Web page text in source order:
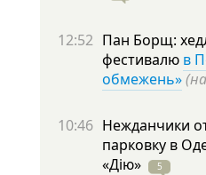
12:52 Пан Борщ:
фестивалю в
обмежень»
10:46 Нежданчики
парковку в
«Дію»
5